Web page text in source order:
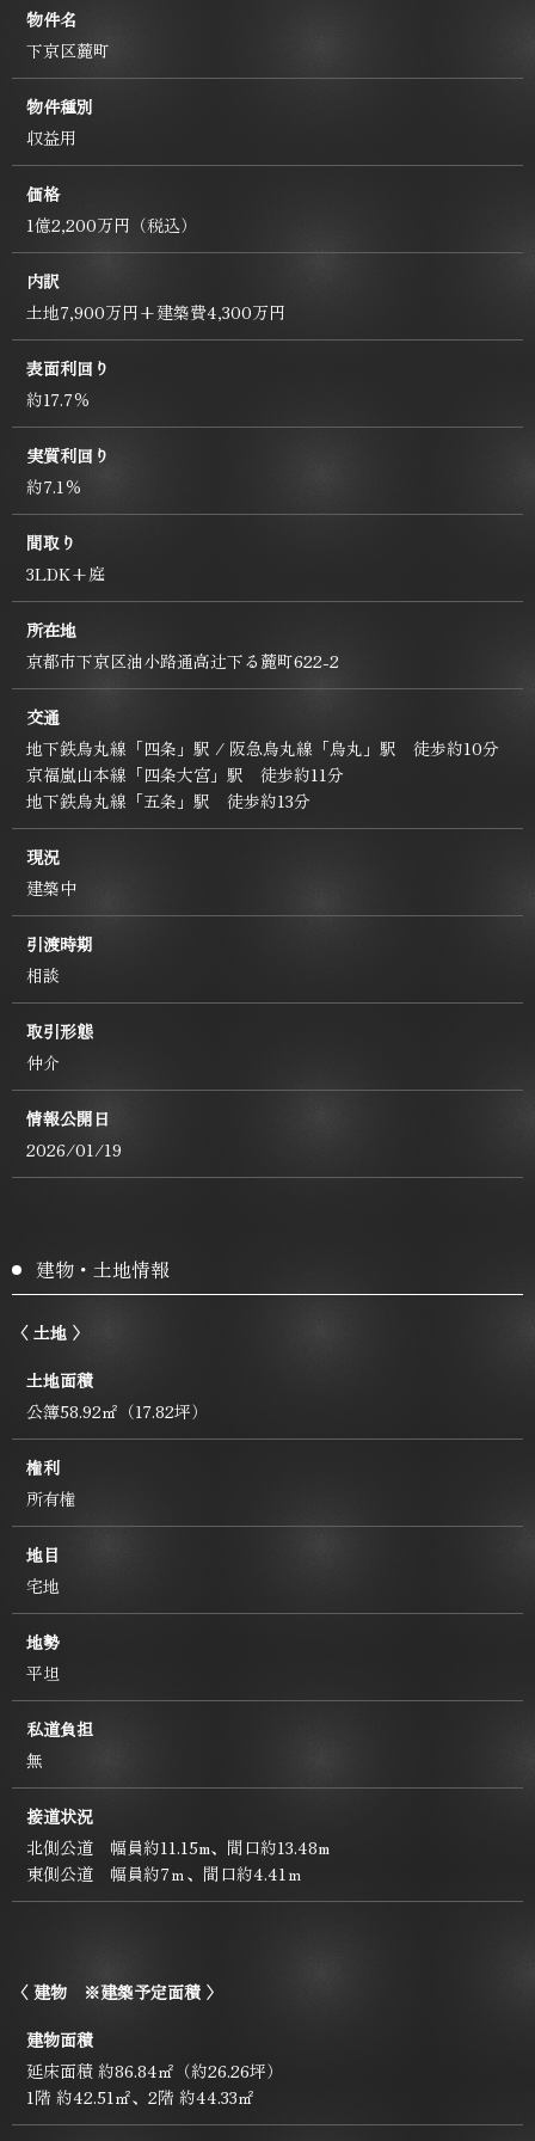
物件名
下京区麓町
物件種別
収益用
価格
1億2,200万円（税込）
内訳
土地7,900万円+建築費4,300万円
表面利回り
約17.7％
実質利回り
約7.1％
間取り
3LDK+庭
所在地
京都市下京区油小路通高辻下る麓町622-2
交通
地下鉄烏丸線「四条」駅 / 阪急烏丸線「烏丸」駅 徒歩約10分
京福嵐山本線「四条大宮」駅 徒歩約11分
地下鉄烏丸線「五条」駅 徒歩約13分
現況
建築中
引渡時期
相談
取引形態
仲介
情報公開日
2026/01/19
建物・土地情報
〈 土地 〉
土地面積
公簿58.92㎡（17.82坪）
権利
所有権
地目
宅地
地勢
平坦
私道負担
無
接道状況
北側公道 幅員約11.15m、間口約13.48m
東側公道 幅員約7ｍ、間口約4.41ｍ
〈 建物 ※建築予定面積 〉
建物面積
延床面積 約86.84㎡（約26.26坪）
1階 約42.51㎡、2階 約44.33㎡